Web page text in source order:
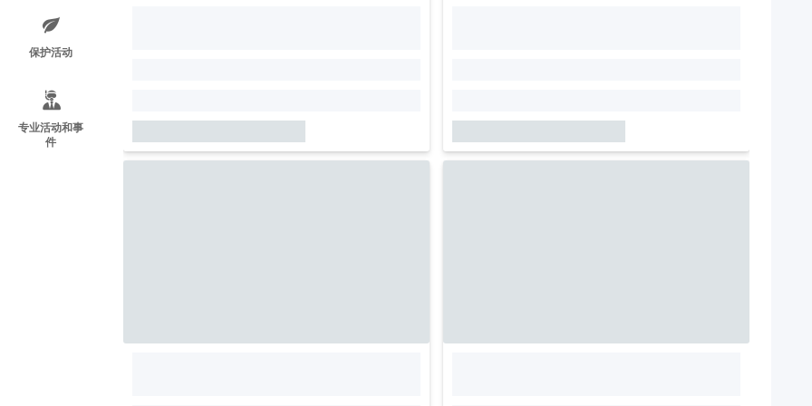
保护活动
专业活动和事
件